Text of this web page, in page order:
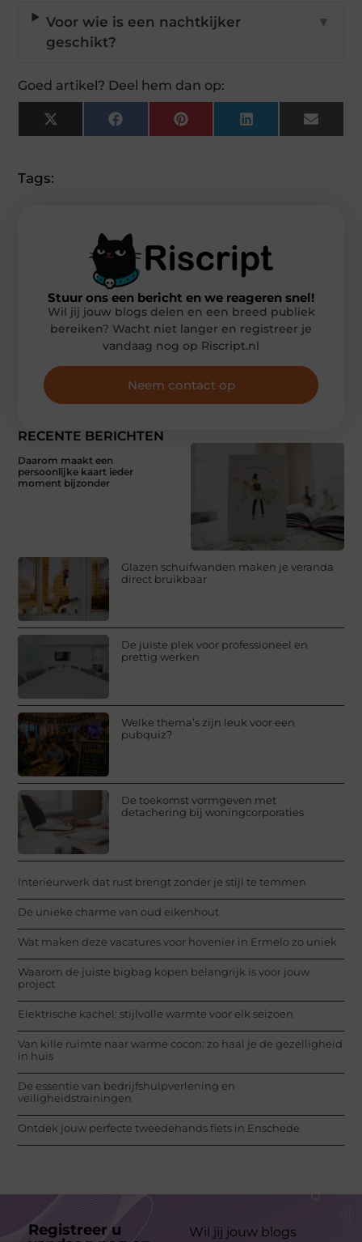
Voor wie is een nachtkijker
geschikt?
▼
Goed artikel? Deel hem dan op:
X
(Twitter)
FacebookPinterestLinkedInEmail
Tags:
RECENTE BERICHTEN
Daarom maakt een
persoonlijke kaart ieder
moment bijzonder
Glazen schuifwanden maken je veranda
direct bruikbaar
De juiste plek voor professioneel en
prettig werken
Welke thema’s zijn leuk voor een
pubquiz?
De toekomst vormgeven met
detachering bij woningcorporaties
Interieurwerk dat rust brengt zonder je stijl te temmen
De unieke charme van oud eikenhout
Wat maken deze vacatures voor hovenier in Ermelo zo uniek
Waarom de juiste bigbag kopen belangrijk is voor jouw
project
Elektrische kachel: stijlvolle warmte voor elk seizoen
Van kille ruimte naar warme cocon: zo haal je de gezelligheid
in huis
De essentie van bedrijfshulpverlening en
veiligheidstrainingen
Ontdek jouw perfecte tweedehands fiets in Enschede
Stuur ons een bericht en we reageren snel!
Wil jij jouw blogs delen en een breed publiek
bereiken? Wacht niet langer en registreer je
vandaag nog op Riscript.nl
Neem contact op
Registreer u
Wil jij jouw blogs